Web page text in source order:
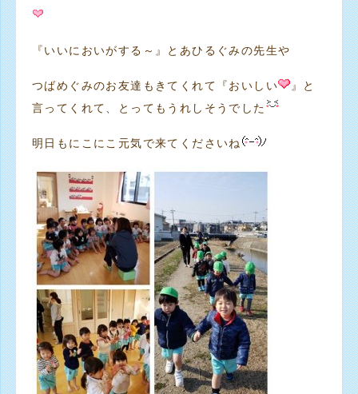
『いいにおいがする～』とあひるぐみの先生や
つばめぐみのお友達もきてくれて『おいしい
』と
言ってくれて、とってもうれしそうでした
明日もにこにこ元気で来てくださいね